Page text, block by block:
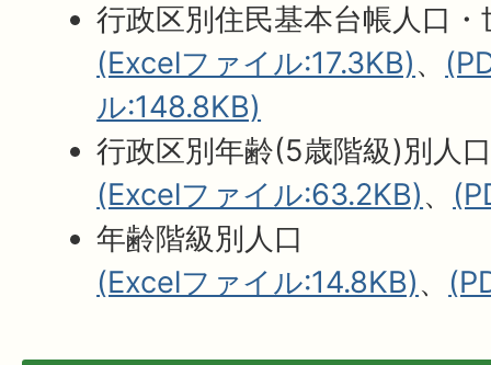
行政区別住民基本台帳人口・
(Excelファイル:17.3KB)、
ル:148.8KB)
行政区別年齢(5歳階級)別人
(Excelファイル:63.2KB)、
年齢階級別人口
(Excelファイル:14.8KB)、